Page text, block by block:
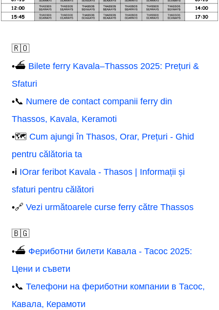
🇷🇴
•⛴️ Bilete ferry Kavala–Thassos 2025: Prețuri &
Sfaturi
•📞 Numere de contact companii ferry din
Thassos, Kavala, Keramoti
•🗺️ Cum ajungi în Thasos, Orar, Prețuri - Ghid
pentru călătoria ta
•ℹ️ IOrar feribot Kavala - Thasos | Informații și
sfaturi pentru călători
•🔗 Vezi următoarele curse ferry către Thassos
🇧🇬
•⛴️ Фериботни билети Кавала - Тасос 2025:
Цени и съвети
•📞 Телефони на фериботни компании в Тасос,
Кавала, Керамоти